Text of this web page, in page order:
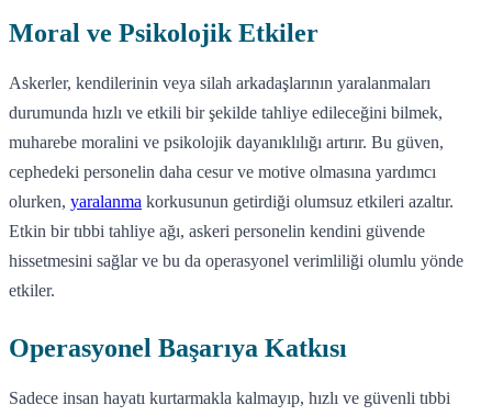
Moral ve Psikolojik Etkiler
Askerler, kendilerinin veya silah arkadaşlarının yaralanmaları
durumunda hızlı ve etkili bir şekilde tahliye edileceğini bilmek,
muharebe moralini ve psikolojik dayanıklılığı artırır. Bu güven,
cephedeki personelin daha cesur ve motive olmasına yardımcı
olurken, yaralanma korkusunun getirdiği olumsuz etkileri azaltır.
Etkin bir tıbbi tahliye ağı, askeri personelin kendini güvende
hissetmesini sağlar ve bu da operasyonel verimliliği olumlu yönde
etkiler.
Operasyonel Başarıya Katkısı
Sadece insan hayatı kurtarmakla kalmayıp, hızlı ve güvenli tıbbi